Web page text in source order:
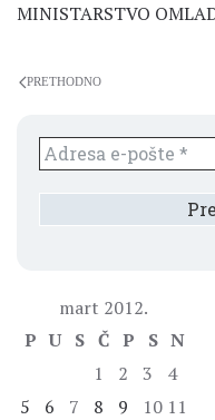
MINISTARSTVO
PRETHODNO
mart 2012.
P U S Č P S N
1
2 3
4
5
6 7 8 9 10 11